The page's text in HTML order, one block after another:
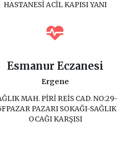
HASTANESİ ACİL KAPISI YANI
Esmanur Eczanesi
Ergene
MAH. PİRİ REİS CAD. NO:29-
PAZARI SOKAĞI-SAĞLIK
OCAĞI KARŞISI